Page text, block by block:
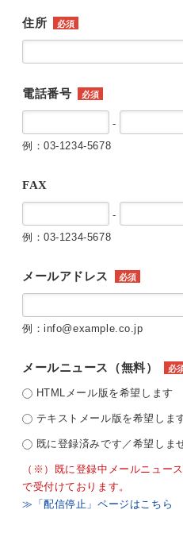
住所 必須
電話番号 必須
-
例：03-1234-5678
FAX
-
例：03-1234-5678
メールアドレス 必須
例：info@example.co.jp
メールニュース（無料） 必
HTMLメール版を希望します
テキストメール版を希望しま
既に登録済みです／希望しま
（※）既に登録中メールニュー
で受付けております。
≫「配信停止」ページはこちら